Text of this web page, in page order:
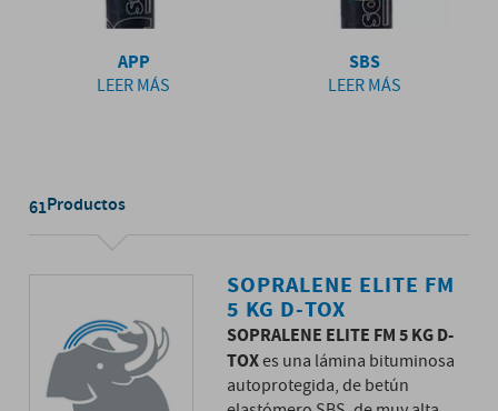
APP
LEER MÁS
SBS
LEER MÁS
61Productos
SOPRALENE ELITE FM
5 KG D-TOX
SOPRALENE ELITE FM 5 KG D-
TOXes una lámina bituminosa
autoprotegida, de betún